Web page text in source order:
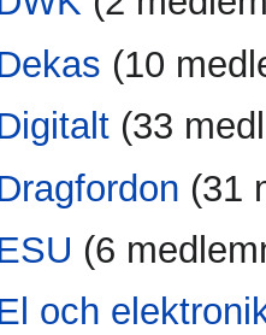
(10
(33
(31
(6
och